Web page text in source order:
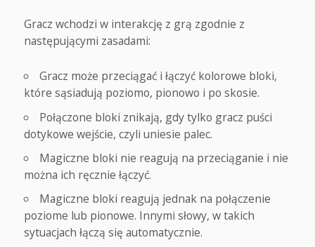
Gracz wchodzi w interakcję z grą zgodnie z
następującymi zasadami:
Gracz może przeciągać i łączyć kolorowe bloki,
które sąsiadują poziomo, pionowo i po skosie.
Połączone bloki znikają, gdy tylko gracz puści
dotykowe wejście, czyli uniesie palec.
Magiczne bloki nie reagują na przeciąganie i nie
można ich ręcznie łączyć.
Magiczne bloki reagują jednak na połączenie
poziome lub pionowe. Innymi słowy, w takich
sytuacjach łączą się automatycznie.